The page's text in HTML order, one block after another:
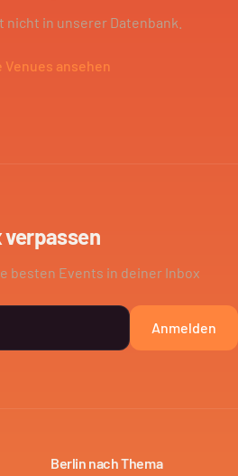
nicht in unserer Datenbank.
Venues ansehen
verpassen
besten Events in deiner Inbox
Anmelden
Berlin nach Thema